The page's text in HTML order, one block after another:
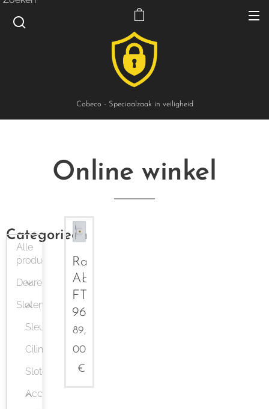
Cobeco - Speciaalzaak in veiligheid
Online winkel
Categorieën
Alle
producten
Deuren
Slotenmaker
Sleutels
Cilinders
Sloten
Accessoires
Raamslot
Abus
FTS
96
89,
00
€